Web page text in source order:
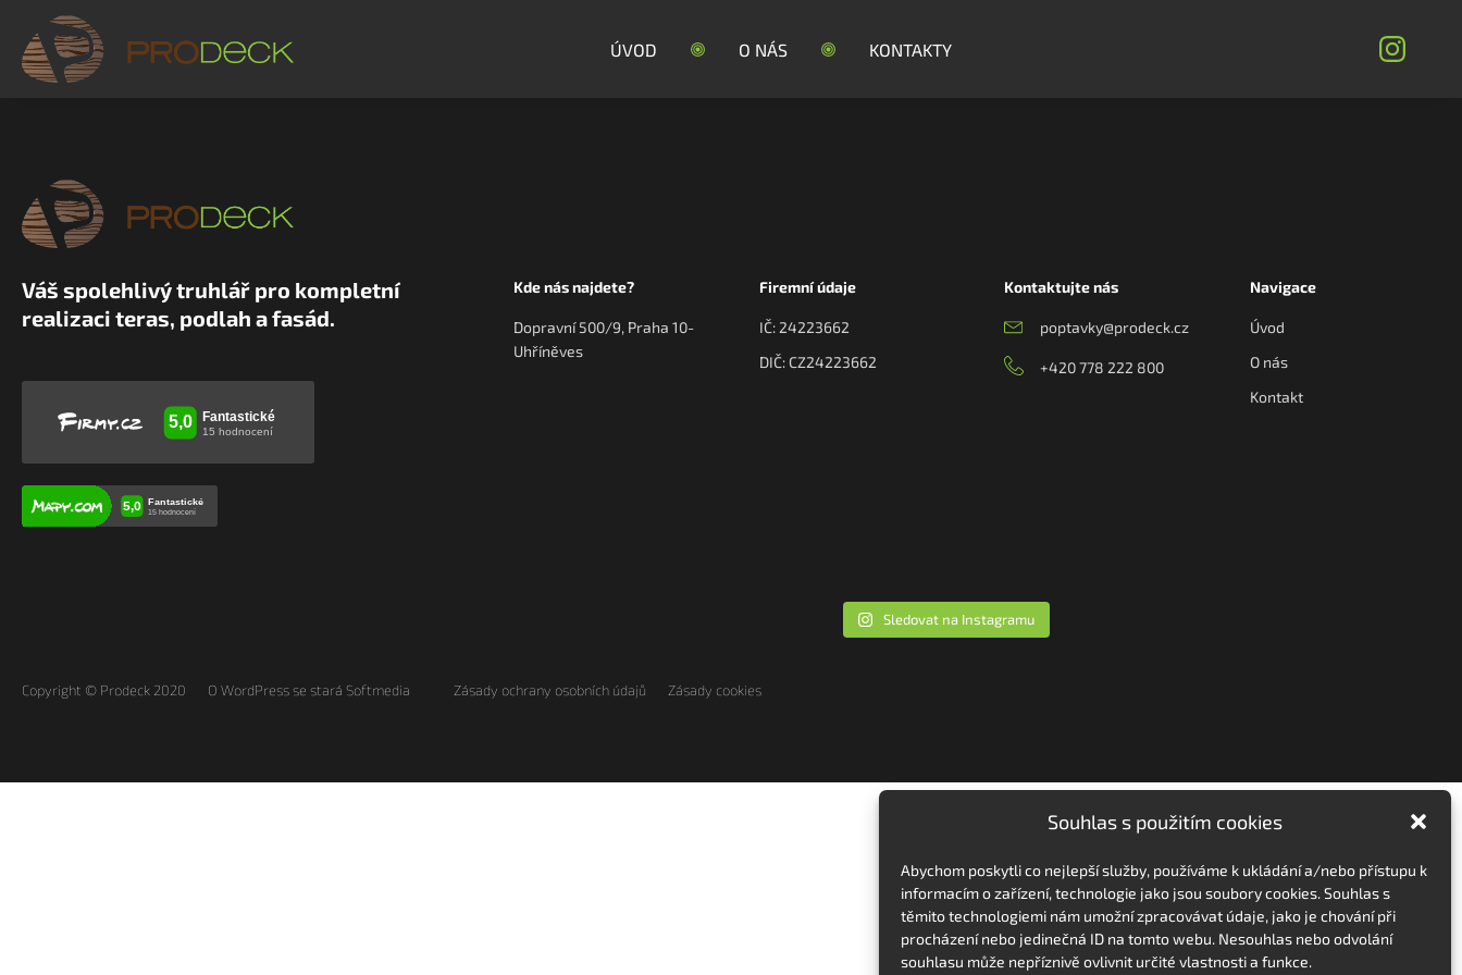
Souhlas s použitím cookies
Abychom poskytli co nejlepší služby, používáme k ukládání a/nebo přístupu k
informacím o zařízení, technologie jako jsou soubory cookies. Souhlas s
těmito technologiemi nám umožní zpracovávat údaje, jako je chování při
procházení nebo jedinečná ID na tomto webu. Nesouhlas nebo odvolání
souhlasu může nepříznivě ovlivnit určité vlastnosti a funkce.
ÚVOD O NÁS KONTAKTY
Váš spolehlivý truhlář pro kompletní
realizaci teras, podlah a fasád.
Kde nás najdete?
Dopravní 500/9, Praha 10-
Uhříněves
Firemní údaje
IČ: 24223662
DIČ: CZ24223662
Kontaktujte nás
poptavky@prodeck.cz
+420 778 222 800
Navigace
Úvod
O nás
Kontakt
Sledovat na Instagramu
Copyright © Prodeck 2020 O WordPress se stará Softmedia Zásady ochrany osobních údajů Zásady cookies